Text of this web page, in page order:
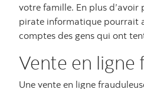
votre famille. En plus
pirate informatique pourrait
comptes des gens qui ont
Vente en ligne
Une vente en ligne